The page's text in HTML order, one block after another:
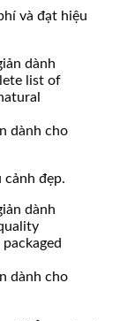
và đạt hiệu
dành cho
đẹp.
dành cho